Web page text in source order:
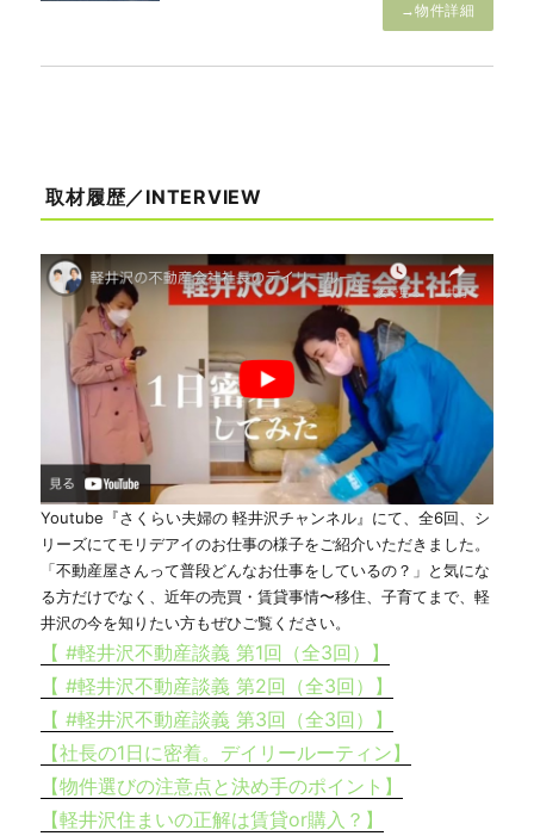
→物件詳細
取材履歴／INTERVIEW
Youtube『さくらい夫婦の 軽井沢チャンネル』にて、全6回、シ
リーズにてモリデアイのお仕事の様子をご紹介いただきました。
「不動産屋さんって普段どんなお仕事をしているの？」と気にな
る方だけでなく、近年の売買・賃貸事情〜移住、子育てまで、軽
井沢の今を知りたい方もぜひご覧ください。
【 #軽井沢不動産談義 第1回（全3回）】
【 #軽井沢不動産談義 第2回（全3回）】
【 #軽井沢不動産談義 第3回（全3回）】
【社長の1日に密着。デイリールーティン】
【物件選びの注意点と決め手のポイント】
【軽井沢住まいの正解は賃貸or購入？】